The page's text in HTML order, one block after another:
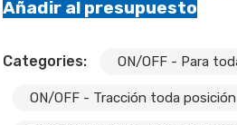
Añadir al presupuesto
Categories: ON/OFF - Para
ON/OFF - Tracción toda posición